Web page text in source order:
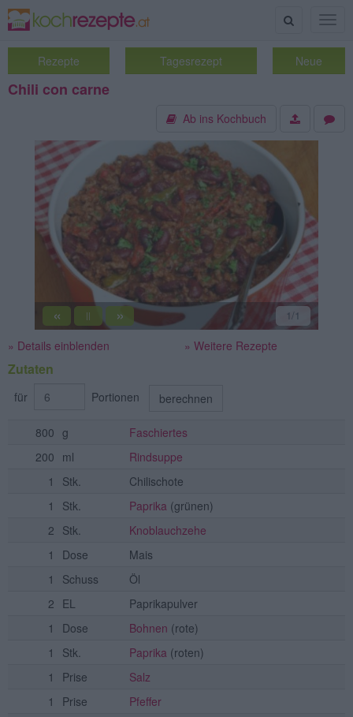
Suche
Rezepte Tagesrezept Neue
Chili con carne
Ab ins Kochbuch
« || » 1/1
» Details einblenden » Weitere Rezepte
Zutaten
für Portionen berechnen
800 g
Faschiertes
200 ml
Rindsuppe
1
Stk.
Chilischote
1
Stk. Paprika (grünen)
2 Stk.
Knoblauchzehe
1
Dose
Mais
1
Schuss
Öl
2 EL
Paprikapulver
1
Dose Bohnen (rote)
1
Stk. Paprika (roten)
1
Prise
Salz
1
Prise
Pfeffer